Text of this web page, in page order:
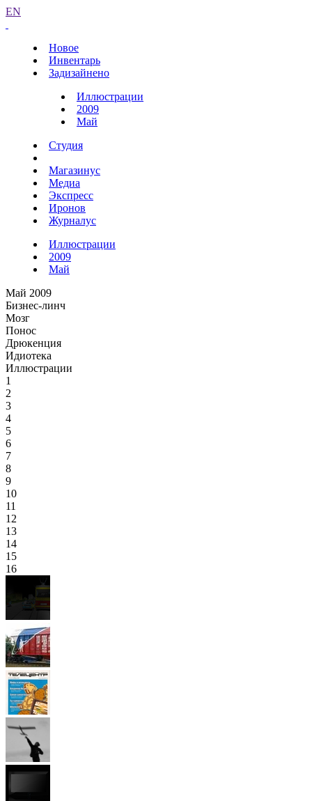
EN
Новое
Инвентарь
Задизайнено
Иллюстрации
2009
Май
Студия
Магазинус
Медиа
Экспресс
Иронов
Журналус
Иллюстрации
2009
Май
Май 2009
Бизнес-линч
Мозг
Понос
Дрюкенция
Идиотека
Иллюстрации
1
2
3
4
5
6
7
8
9
10
11
12
13
14
15
16